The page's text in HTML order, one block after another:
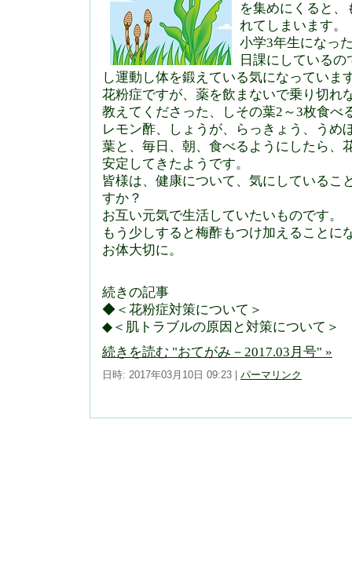
を集めにくると
れてしまいます。
小学3年生になっ
日課にしている
し運動し体を鍛えている気になっていま
花粉症ですが、薬を飲まないで乗り切れ
教えてくださった、しその葉2～3枚食べ
レモン酢、しょうが、らっきょう、うめ
葉と、毎日、朝、食べるようにしたら、
安定してきたようです。
皆様は、健康について、気にしているこ
すか？
お互い元気で生活していたいものです。
もう少しすると梅酢もつけ加えることに
お体大切に。
続きの記事
◆＜花粉症対策について＞
◆＜肌トラブルの原因と対策について＞
続きを読む "おてがみ－2017.03月号" »
日時: 2017年03月10日 09:23 パーマリンク